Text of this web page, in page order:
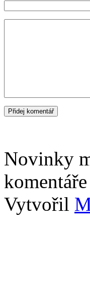
Novinky
komentáře
Vytvořil